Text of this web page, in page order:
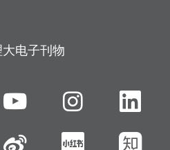
电子刊物
YouTube
新浪微博小红书知